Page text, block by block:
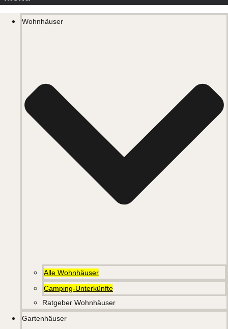
Wohnhäuser
Alle Wohnhäuser
Camping-Unterkünfte
Ratgeber Wohnhäuser
Gartenhäuser